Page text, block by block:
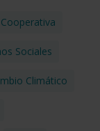
Sociales
Climático